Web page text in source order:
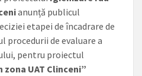
anunță publicul
etapei de încadrare de
procedurii de evaluare a
pentru proiectul
zona UAT Clinceni”